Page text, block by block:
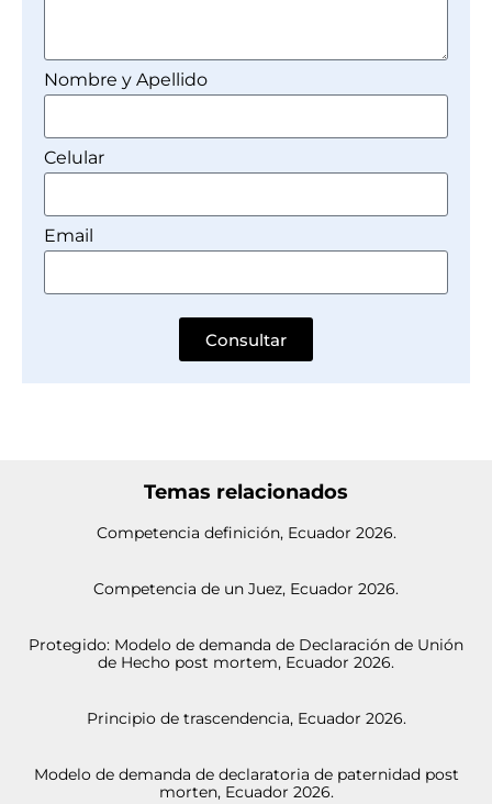
Nombre y Apellido
Celular
Email
Consultar
Temas relacionados
Competencia definición, Ecuador 2026.
Competencia de un Juez, Ecuador 2026.
Protegido: Modelo de demanda de Declaración de Unión
de Hecho post mortem, Ecuador 2026.
Principio de trascendencia, Ecuador 2026.
Modelo de demanda de declaratoria de paternidad post
morten, Ecuador 2026.